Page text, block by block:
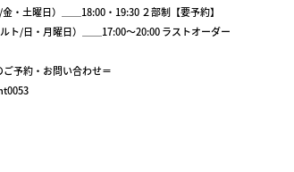
・土曜日）＿＿18:00・19:30 ２部制【要予約】
ト/日・月曜日）＿＿17:00～20:00 ラストオーダー
予約・お問い合わせ＝